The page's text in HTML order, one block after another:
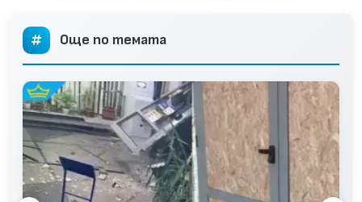
Още по темата